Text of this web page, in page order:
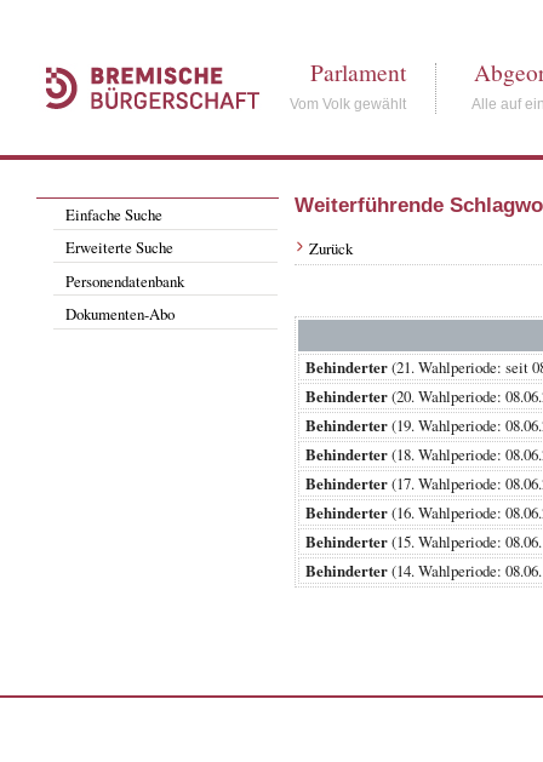
Parlament
Vom Volk gewählt Alle auf
Einfache Suche
Erweiterte Suche
Personendatenbank
Dokumenten-Abo
Weiterführende
Zurück
Behinderter(21. Wahlperiode:
Behinderter(20. Wahlperiode:
Behinderter(19. Wahlperiode:
Behinderter(18. Wahlperiode:
Behinderter(17. Wahlperiode:
Behinderter(16. Wahlperiode:
Behinderter(15. Wahlperiode:
Behinderter(14. Wahlperiode: